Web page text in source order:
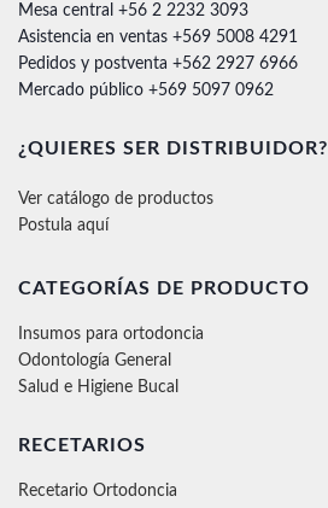
Mesa central +56 2 2232 3093
Asistencia en ventas +569 5008 4291
Pedidos y postventa +562 2927 6966
Mercado público +569 5097 0962
¿QUIERES SER DISTRIBUIDOR?
Ver catálogo de productos
Postula aquí
CATEGORÍAS DE PRODUCTO
Insumos para ortodoncia
Odontología General
Salud e Higiene Bucal
RECETARIOS
Recetario Ortodoncia